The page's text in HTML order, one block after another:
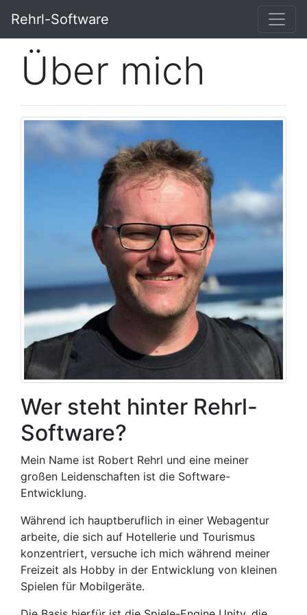
Rehrl-Software
Über mich
Wer steht hinter Rehrl-
Software?
Mein Name ist Robert Rehrl und eine meiner
großen Leidenschaften ist die Software-
Entwicklung.
Während ich hauptberuflich in einer Webagentur
arbeite, die sich auf Hotellerie und Tourismus
konzentriert, versuche ich mich während meiner
Freizeit als Hobby in der Entwicklung von kleinen
Spielen für Mobilgeräte.